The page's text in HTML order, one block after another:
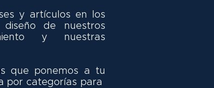
y artículos en los
de nuestros
y nuestras
que ponemos a tu
por categorías para